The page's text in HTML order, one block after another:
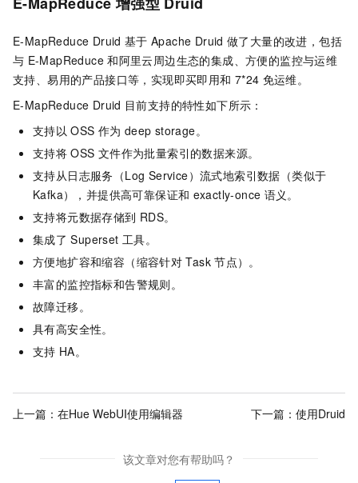
E-MapReduce Druid 基于 Apache Druid 做了大量的改进，包括
与 E-MapReduce 和阿里云周边生态的集成、方便的监控与运维
支持、易用的产品接口等，实现即买即用和 7*24 免运维。
E-MapReduce Druid 目前支持的特性如下所示：
支持以 OSS 作为 deep storage。
支持将 OSS 文件作为批量索引的数据来源。
支持从日志服务（Log Service）流式地索引数据（类似于
Kafka），并提供高可靠保证和 exactly-once 语义。
支持将元数据存储到 RDS。
集成了 Superset 工具。
方便地扩容和缩容（缩容针对 Task 节点）。
丰富的监控指标和告警规则。
故障迁移。
具有高安全性。
支持 HA。
上一篇： 在Hue WebUI使用编辑器 下一篇： 使用Druid
该文章对您有帮助吗？